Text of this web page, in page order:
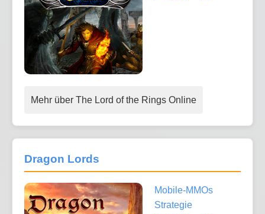
Mehr über The Lord of the Rings Online
Dragon Lords
Mobile-MMOs
Strategie